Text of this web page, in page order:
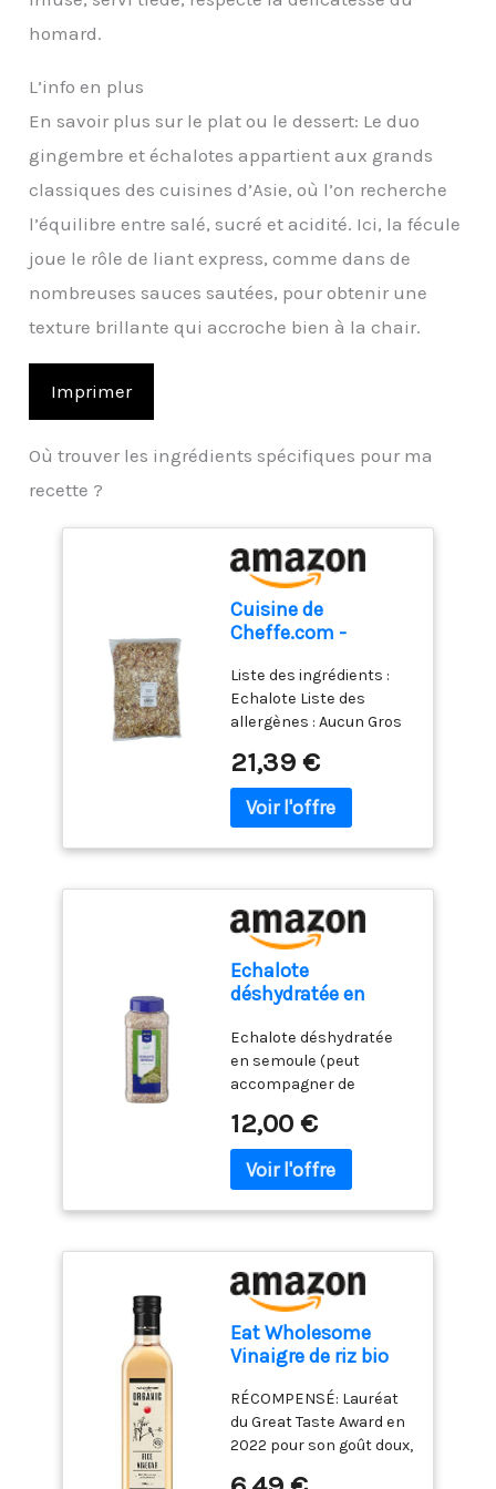
homard.
L’info en plus
En savoir plus sur le plat ou le dessert: Le duo
gingembre et échalotes appartient aux grands
classiques des cuisines d’Asie, où l’on recherche
l’équilibre entre salé, sucré et acidité. Ici, la fécule
joue le rôle de liant express, comme dans de
nombreuses sauces sautées, pour obtenir une
texture brillante qui accroche bien à la chair.
Imprimer
Où trouver les ingrédients spécifiques pour ma
recette ?
Cuisine de
Cheffe.com -
Sachet 1kg
Liste des ingrédients :
Echalote Liste des
allergènes : Aucun Gros
gluten Sans lactose
Sans sucre ajouté Sans
caféine Sans Théine
cuisine : Française
21,39 €
Echalote
déshydratée en
METRO Chef
Echalote déshydratée
en semoule (peut
accompagner de
pâtisseries ou
confiseries et
aromatiser des boisson)
12,00 €
Eat Wholesome
Vinaigre de riz bio
RÉCOMPENSÉ: Lauréat
du Great Taste Award en
2022 pour son goût doux,